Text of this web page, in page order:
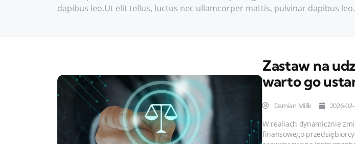
dapibus leo.Ut elit tellus, luctus nec ullamcorper mattis, pulvinar dapibus leo.
Zastaw na
warto go
Damian Milik 2026-
W realiach dynamicznie
finansowego